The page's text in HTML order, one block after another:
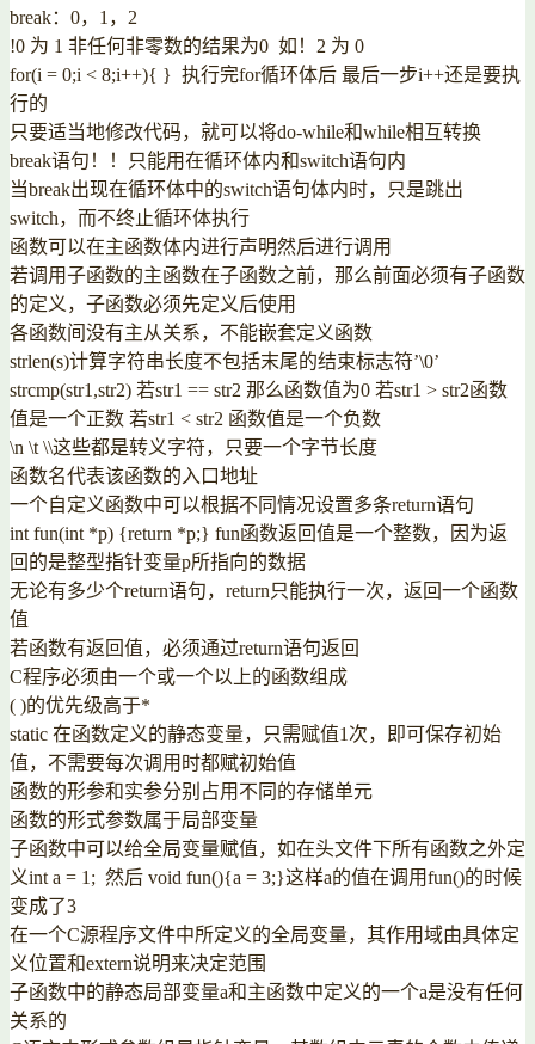
break：0，1，2
!0 为 1 非任何非零数的结果为0 如！2 为 0
for(i = 0;i < 8;i++){ } 执行完for循环体后 最后一步i++还是要执
行的
只要适当地修改代码，就可以将do-while和while相互转换
break语句！！只能用在循环体内和switch语句内
当break出现在循环体中的switch语句体内时，只是跳出
switch，而不终止循环体执行
函数可以在主函数体内进行声明然后进行调用
若调用子函数的主函数在子函数之前，那么前面必须有子函数
的定义，子函数必须先定义后使用
各函数间没有主从关系，不能嵌套定义函数
strlen(s)计算字符串长度不包括末尾的结束标志符’\0’
strcmp(str1,str2) 若str1 == str2 那么函数值为0 若str1 > str2函数
值是一个正数 若str1 < str2 函数值是一个负数
\n \t \\这些都是转义字符，只要一个字节长度
函数名代表该函数的入口地址
一个自定义函数中可以根据不同情况设置多条return语句
int fun(int *p) {return *p;} fun函数返回值是一个整数，因为返
回的是整型指针变量p所指向的数据
无论有多少个return语句，return只能执行一次，返回一个函数
值
若函数有返回值，必须通过return语句返回
C程序必须由一个或一个以上的函数组成
( )的优先级高于*
static 在函数定义的静态变量，只需赋值1次，即可保存初始
值，不需要每次调用时都赋初始值
函数的形参和实参分别占用不同的存储单元
函数的形式参数属于局部变量
子函数中可以给全局变量赋值，如在头文件下所有函数之外定
义int a = 1; 然后 void fun(){a = 3;}这样a的值在调用fun()的时候
变成了3
在一个C源程序文件中所定义的全局变量，其作用域由具体定
义位置和extern说明来决定范围
子函数中的静态局部变量a和主函数中定义的一个a是没有任何
关系的